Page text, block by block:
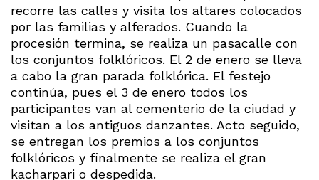
recorre las calles y visita los altares colocados
por las familias y alferados. Cuando la
procesión termina, se realiza un pasacalle con
los conjuntos folklóricos. El 2 de enero se lleva
a cabo la gran parada folklórica. El festejo
continúa, pues el 3 de enero todos los
participantes van al cementerio de la ciudad y
visitan a los antiguos danzantes. Acto seguido,
se entregan los premios a los conjuntos
folklóricos y finalmente se realiza el gran
kacharpari o despedida.